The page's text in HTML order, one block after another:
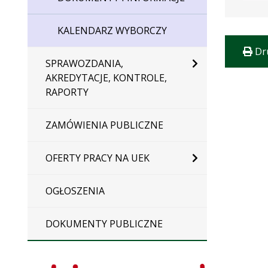
KALENDARZ WYBORCZY
SPRAWOZDANIA,
AKREDYTACJE, KONTROLE,
RAPORTY
ZAMÓWIENIA PUBLICZNE
OFERTY PRACY NA UEK
OGŁOSZENIA
DOKUMENTY PUBLICZNE